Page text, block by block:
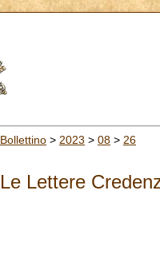
Bollettino > 2023 > 08 > 26
Le Lettere